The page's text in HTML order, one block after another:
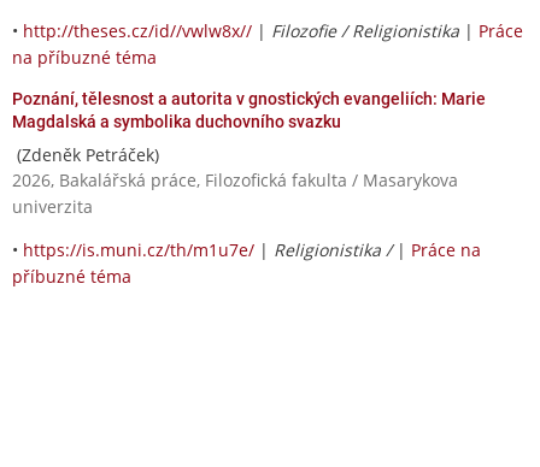
• http://theses.cz/id//vwlw8x// | Filozofie / Religionistika | Práce
na příbuzné téma
Poznání, tělesnost a autorita v gnostických evangeliích: Marie
Magdalská a symbolika duchovního svazku
(Zdeněk Petráček)
2026, Bakalářská práce, Filozofická fakulta / Masarykova
univerzita
• https://is.muni.cz/th/m1u7e/ | Religionistika / | Práce na
příbuzné téma